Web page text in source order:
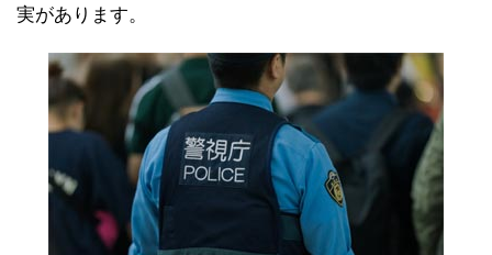
実があります。